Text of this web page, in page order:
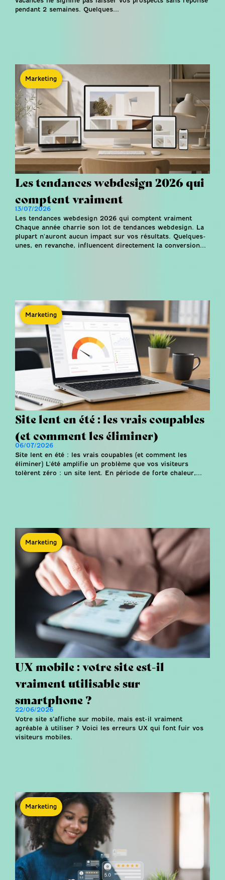
pendant 2 semaines. Quelques...
Marketing
Les tendances webdesign 2026 qui
comptent vraiment
13/07/2026
Les tendances webdesign 2026 qui comptent vraiment
Chaque année charrie son lot de tendances webdesign. La
plupart n'auront aucun impact sur vos résultats. Quelques-
unes, en revanche, influencent directement la conversion...
Marketing
Site lent en été : les vrais coupables
(et comment les éliminer)
06/07/2026
Site lent en été : les vrais coupables (et comment les
éliminer) L'été amplifie un problème que vos visiteurs
tolèrent zéro : un site lent. En période de forte chaleur,...
Marketing
UX mobile : votre site est-il
vraiment utilisable sur
smartphone ?
22/06/2026
Votre site s’affiche sur mobile, mais est-il vraiment
agréable à utiliser ? Voici les erreurs UX qui font fuir vos
visiteurs mobiles.
Marketing